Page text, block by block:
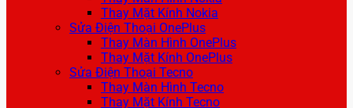
Thay Mặt Kính Nokia
Sửa Điện Thoại OnePlus
Thay Màn Hình OnePlus
Thay Mặt Kính OnePlus
Sửa Điện Thoại Tecno
Thay Màn Hình Tecno
Thay Mặt Kính Tecno